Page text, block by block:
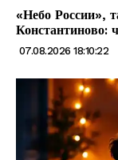
«Небо России»,
Константиново:
07.08.2026 18:10:22